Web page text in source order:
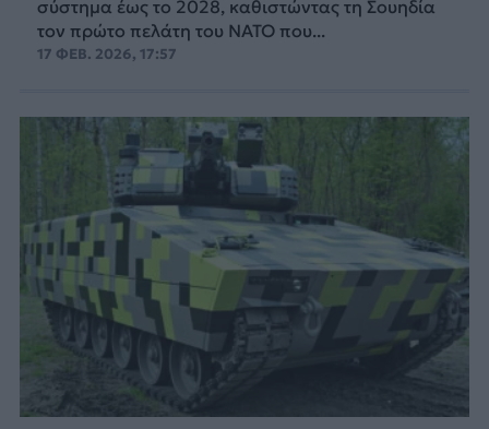
σύστημα έως το 2028, καθιστώντας τη Σουηδία
τον πρώτο πελάτη του ΝΑΤΟ που...
17 ΦΕΒ. 2026, 17:57